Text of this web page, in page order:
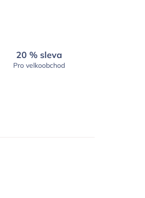
20 % sleva
Pro velkoobchod